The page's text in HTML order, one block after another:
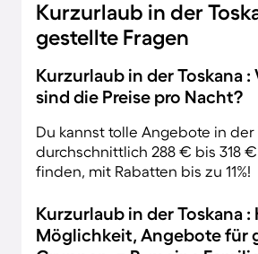
Kurzurlaub in der
gestellte Fragen
Kurzurlaub in der Toskana
sind die Preise pro Nacht?
Du kannst tolle Angebote in der
durchschnittlich 288 € bis 318
finden, mit Rabatten bis zu 11%!
Kurzurlaub in der Toskana :
Möglichkeit, Angebote für